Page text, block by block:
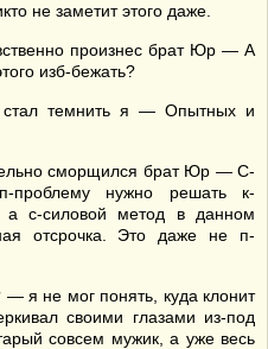
не заметит этого даже.
произнес брат Юр — А
изб-бежать?
темнить я — Опытных и
сморщился брат Юр — С-
нужно решать к-
а с-силовой метод в данном
отсрочка. Это даже не п-
я не мог понять, куда клонит
своими глазами из-под
совсем мужик, а уже весь